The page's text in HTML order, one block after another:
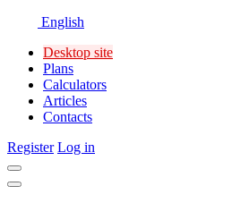
English
Desktop site
Plans
Calculators
Articles
Contacts
Register Log in